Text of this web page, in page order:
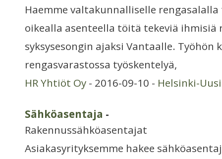
Haemme valtakunnalliselle
oikealla asenteella töitä tekeviä ihmisiä
syksysesongin ajaksi Vantaalle.
rengasvarastossa työskentelyä,
HR Yhtiöt Oy - 2016-09-10 - Helsinki-
Sähköasentaja -
Rakennussähköasentajat
Asiakasyrityksemme hakee